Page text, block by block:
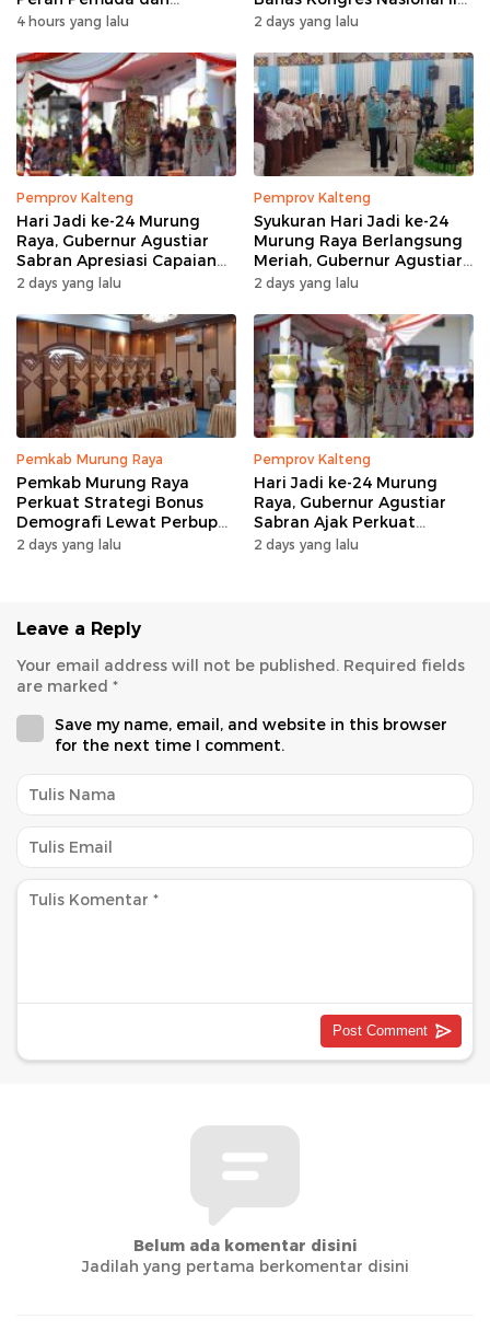
Penanganan Karhutla
4 hours yang lalu
AWPI
2 days yang lalu
Pemprov Kalteng
Hari Jadi ke-24 Murung
Raya, Gubernur Agustiar
Sabran Apresiasi Capaian
Pembangunan
2 days yang lalu
Pemprov Kalteng
Syukuran Hari Jadi ke-24
Murung Raya Berlangsung
Meriah, Gubernur Agustiar
Sabran Hibur Masyarakat
2 days yang lalu
Pemkab Murung Raya
Pemkab Murung Raya
Perkuat Strategi Bonus
Demografi Lewat Perbup
Nomor 14 Tahun 2026
2 days yang lalu
Pemprov Kalteng
Hari Jadi ke-24 Murung
Raya, Gubernur Agustiar
Sabran Ajak Perkuat
Sinergi Pembangunan
2 days yang lalu
Leave a Reply
Your email address will not be published. Required fields
are marked *
Save my name, email, and website in this browser
for the next time I comment.
Belum ada komentar disini
Jadilah yang pertama berkomentar disini